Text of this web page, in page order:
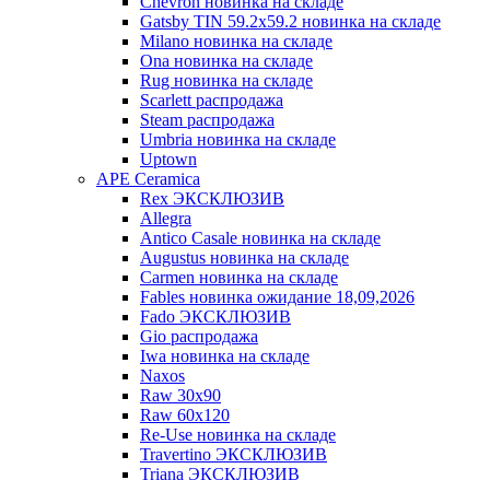
Gatsby TIN 59.2x59.2 новинка на складе
Milano новинка на складе
Ona новинка на складе
Rug новинка на складе
Scarlett распродажа
Steam распродажа
Umbria новинка на складе
Uptown
APE Ceramica
Rex ЭКСКЛЮЗИВ
Allegra
Antico Casale новинка на складе
Augustus новинка на складе
Carmen новинка на складе
Fables новинка ожидание 18,09,2026
Fado ЭКСКЛЮЗИВ
Gio распродажа
Iwa новинка на складе
Naxos
Raw 30x90
Raw 60х120
Re-Use новинка на складе
Travertino ЭКСКЛЮЗИВ
Triana ЭКСКЛЮЗИВ